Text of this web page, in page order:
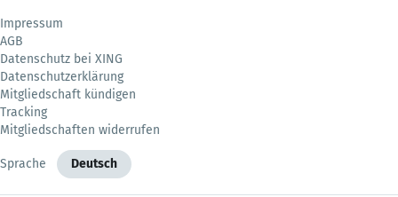
Impressum
AGB
Datenschutz bei XING
Datenschutzerklärung
Mitgliedschaft kündigen
Tracking
Mitgliedschaften widerrufen
Sprache Deutsch